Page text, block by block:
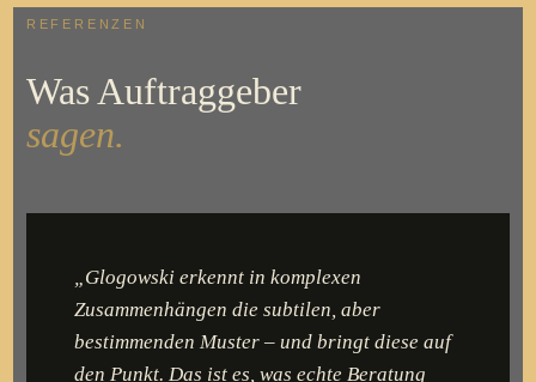
REFERENZEN
Was Auftraggeber
sagen.
„Glogowski erkennt in komplexen
Zusammenhängen die subtilen, aber
bestimmenden Muster – und bringt diese auf
den Punkt. Das ist es, was echte Beratung